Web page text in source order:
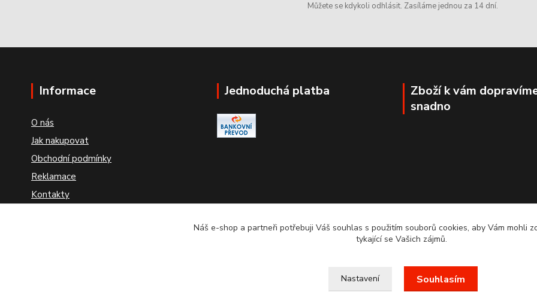
Můžete se kdykoli odhlásit. Zasíláme jednou za 14 dní.
Informace
O nás
Jak nakupovat
Obchodní podmínky
Reklamace
Kontakty
Jednoduchá platba
Zboží k vám
snadno
VE DNECH 25 AŽ 28.2.2022 BUDE PROBÍHAT INVENTURA. VAŠE OBJEDNÁVKY BUDEME VYŘIZOVAT
Náš e-shop a partneři potřebuji Váš souhlas s použitím souborů cookies, aby Vám mohli
tykající se Vašich zájmů.
Nastavení Souhlasím